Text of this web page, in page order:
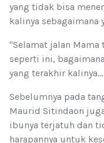
yang tidak bisa
kalinya sebagaimana
"Selamat jalan
seperti ini,
yang terakhir kalinya...
Sebelumnya pada
Maurid Sitindaon
ibunya terjatuh dan
harapannya untuk